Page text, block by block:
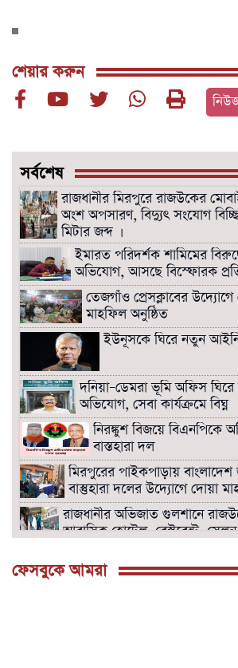
শেয়ার করুন
সর্বশেষ
রাজধানীর মিরপুরে রাজউকের
অংশ অপসারণ, বিদ্যুৎ সংযোগ
মিটার জব্দ ।
ইমারত পরিদর্শক শামিমের
অভিযোগ, আসছে বিস্ফোরক
তেজগাঁও প্রেসক্লাবের
মাহফিল অনুষ্ঠিত
ইউনূসকে ঘিরে নতুন
দনিয়া–ডেমরা ভূমি অফিস ঘিরে
অভিযোগ, সেবা কার্যক্রমে বিঘ্ন
নিরঙ্কুশ বিজয়ে বিএনপিকে
বাস্তহারা দল
মিরপুরের পাইকপাড়ায় বাংলাদেশ
বাস্তুহারা দলের উদ্যোগে দোয়া
রাজধানীর অভিজাত গুলশানে
আবাসিক হোটেল, রেস্টুরেন্ট,
বনানীতে রাজউকের উচ্ছেদ
ফেসবুকে আমরা